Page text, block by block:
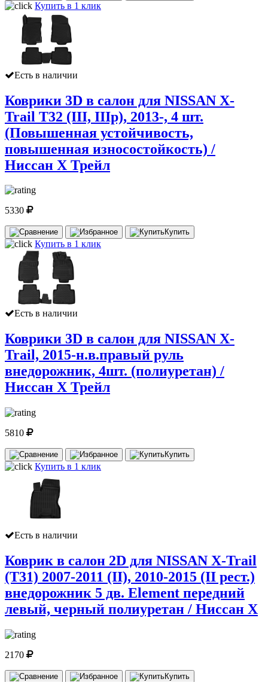
Купить в 1 клик
Есть в наличии
Коврики 3D в салон для NISSAN X-
Trail T32 (III, IIIр), 2013-, 4 шт.
(Повышенная устойчивость,
повышенная износостойкость) /
Ниссан Х Трейл
5330
Купить
Купить в 1 клик
Есть в наличии
Коврики 3D в салон для NISSAN X-
Trail, 2015-н.в.правый руль
внедорожник, 4шт. (полиуретан) /
Ниссан Х Трейл
5810
Купить
Купить в 1 клик
Есть в наличии
Коврик в салон 2D для NISSAN X-Trail
(T31) 2007-2011 (II), 2010-2015 (II рест.)
внедорожник 5 дв. Element передний
левый, черный полиуретан / Ниссан Х
2170
Купить